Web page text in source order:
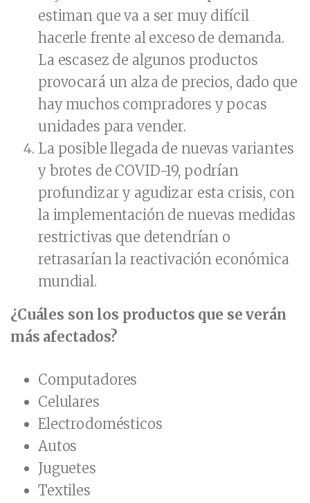
estiman que va a ser muy difícil
hacerle frente al exceso de demanda.
La escasez de algunos productos
provocará un alza de precios, dado que
hay muchos compradores y pocas
unidades para vender.
La posible llegada de nuevas variantes
y brotes de COVID-19, podrían
profundizar y agudizar esta crisis, con
la implementación de nuevas medidas
restrictivas que detendrían o
retrasarían la reactivación económica
mundial.
¿Cuáles son los productos que se verán
más afectados?
Computadores
Celulares
Electrodomésticos
Autos
Juguetes
Textiles